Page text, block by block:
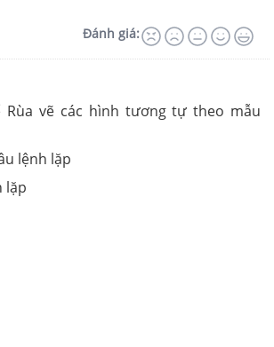
Đánh giá:
Rùa vẽ các hình tương tự theo mẫu
lệnh lặp
lặp